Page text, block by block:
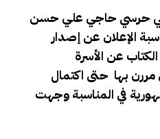
حرسي حاجي علي حسن
الإعلان عن إصدار
عن الأسرة
بها حتى اكتمال
في المناسبة وجهت